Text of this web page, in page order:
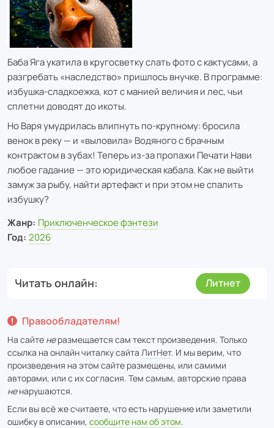
Баба Яга укатила в кругосветку слать фото с кактусами, а
разгребать «наследство» пришлось внучке. В программе:
избушка-сладкоежка, кот с манией величия и лес, чьи
сплетни доводят до икоты.
Но Варя умудрилась влипнуть по-крупному: бросила
венок в реку — и «выловила» Водяного с брачным
контрактом в зубах! Теперь из-за пропажи Печати Нави
любое гадание — это юридическая кабала. Как не выйти
замуж за рыбу, найти артефакт и при этом не спалить
избушку?
Жанр: Приключенческое фэнтези
Год: 2026
Читать онлайн Литнет
Правообладателям!
На сайте неразмещается сам текст произведения. Только
ссылка на онлайн читалку сайта ЛитНет. И мы верим, что
произведения на этом сайте размещены, или самими
авторами, или с их согласия. Тем самым, авторские права
ненарушаются.
Если вы всё же считаете, что есть нарушение или заметили
ошибку в описании, сообщите нам об этом.